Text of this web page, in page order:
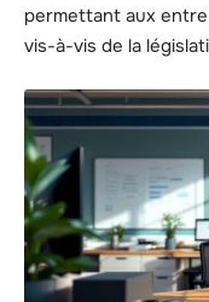
permettant aux
vis-à-vis de la